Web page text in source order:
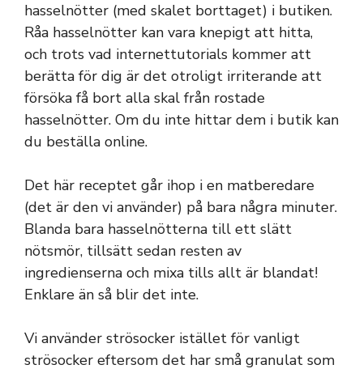
hasselnötter (med skalet borttaget) i butiken.
Råa hasselnötter kan vara knepigt att hitta,
och trots vad internettutorials kommer att
berätta för dig är det otroligt irriterande att
försöka få bort alla skal från rostade
hasselnötter. Om du inte hittar dem i butik kan
du beställa online.
Det här receptet går ihop i en matberedare
(det är den vi använder) på bara några minuter.
Blanda bara hasselnötterna till ett slätt
nötsmör, tillsätt sedan resten av
ingredienserna och mixa tills allt är blandat!
Enklare än så blir det inte.
Vi använder strösocker istället för vanligt
strösocker eftersom det har små granulat som